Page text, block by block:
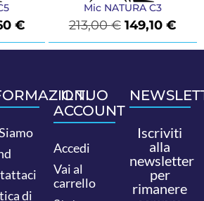
€
Mic NATURA C3
213,00€ 149,10 €
di
IL TUO
ACCOUNT
Accedi
Vai al
carrello
Iscriviti
alla
newsletter
per
rimanere